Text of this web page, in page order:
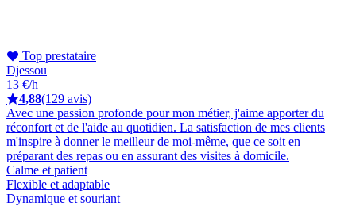
Top prestataire
Djessou
13 €/h
4,88(129 avis)
Avec une passion profonde pour mon métier, j'aime apporter du
réconfort et de l'aide au quotidien. La satisfaction de mes clients
m'inspire à donner le meilleur de moi-même, que ce soit en
préparant des repas ou en assurant des visites à domicile.
Calme et patient
Flexible et adaptable
Dynamique et souriant